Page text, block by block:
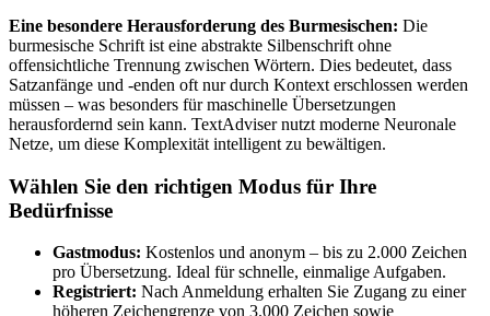
Eine besondere Herausforderung des Burmesischen: Die
burmesische Schrift ist eine abstrakte Silbenschrift ohne
offensichtliche Trennung zwischen Wörtern. Dies bedeutet, dass
Satzanfänge und -enden oft nur durch Kontext erschlossen werden
müssen – was besonders für maschinelle Übersetzungen
herausfordernd sein kann. TextAdviser nutzt moderne Neuronale
Netze, um diese Komplexität intelligent zu bewältigen.
Wählen Sie den richtigen Modus für Ihre
Bedürfnisse
Gastmodus: Kostenlos und anonym – bis zu 2.000 Zeichen
pro Übersetzung. Ideal für schnelle, einmalige Aufgaben.
Registriert: Nach Anmeldung erhalten Sie Zugang zu einer
höheren Zeichengrenze von 3.000 Zeichen sowie